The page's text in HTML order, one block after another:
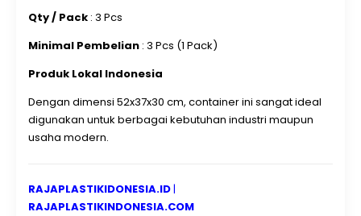
Qty / Pack: 3 Pcs
Minimal Pembelian: 3 Pcs (1 Pack)
Produk Lokal Indonesia
Dengan dimensi 52x37x30 cm, container ini sangat ideal
digunakan untuk berbagai kebutuhan industri maupun
usaha modern.
RAJAPLASTIKIDONESIA.ID|
RAJAPLASTIKINDONESIA.COM